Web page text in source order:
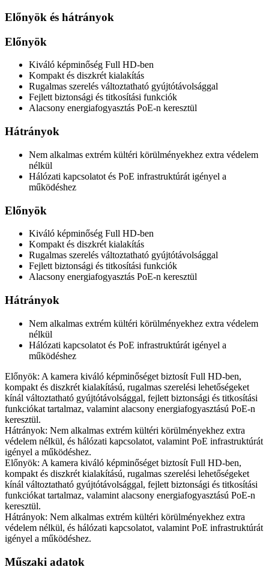
Előnyök és hátrányok
Előnyök
Kiváló képminőség Full HD-ben
Kompakt és diszkrét kialakítás
Rugalmas szerelés változtatható gyújtótávolsággal
Fejlett biztonsági és titkosítási funkciók
Alacsony energiafogyasztás PoE-n keresztül
Hátrányok
Nem alkalmas extrém kültéri körülményekhez extra védelem
nélkül
Hálózati kapcsolatot és PoE infrastruktúrát igényel a
működéshez
Előnyök
Kiváló képminőség Full HD-ben
Kompakt és diszkrét kialakítás
Rugalmas szerelés változtatható gyújtótávolsággal
Fejlett biztonsági és titkosítási funkciók
Alacsony energiafogyasztás PoE-n keresztül
Hátrányok
Nem alkalmas extrém kültéri körülményekhez extra védelem
nélkül
Hálózati kapcsolatot és PoE infrastruktúrát igényel a
működéshez
Előnyök: A kamera kiváló képminőséget biztosít Full HD-ben,
kompakt és diszkrét kialakítású, rugalmas szerelési lehetőségeket
kínál változtatható gyújtótávolsággal, fejlett biztonsági és titkosítási
funkciókat tartalmaz, valamint alacsony energiafogyasztású PoE-n
keresztül.
Hátrányok: Nem alkalmas extrém kültéri körülményekhez extra
védelem nélkül, és hálózati kapcsolatot, valamint PoE infrastruktúrát
igényel a működéshez.
Előnyök: A kamera kiváló képminőséget biztosít Full HD-ben,
kompakt és diszkrét kialakítású, rugalmas szerelési lehetőségeket
kínál változtatható gyújtótávolsággal, fejlett biztonsági és titkosítási
funkciókat tartalmaz, valamint alacsony energiafogyasztású PoE-n
keresztül.
Hátrányok: Nem alkalmas extrém kültéri körülményekhez extra
védelem nélkül, és hálózati kapcsolatot, valamint PoE infrastruktúrát
igényel a működéshez.
Műszaki adatok